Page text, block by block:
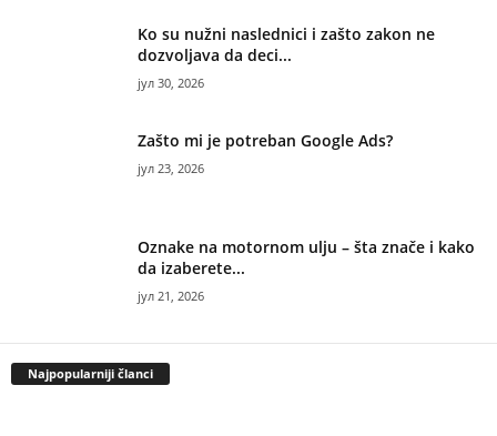
Ko su nužni naslednici i zašto zakon ne
dozvoljava da deci...
јул 30, 2026
Zašto mi je potreban Google Ads?
јул 23, 2026
Oznake na motornom ulju – šta znače i kako
da izaberete...
јул 21, 2026
Najpopularniji članci